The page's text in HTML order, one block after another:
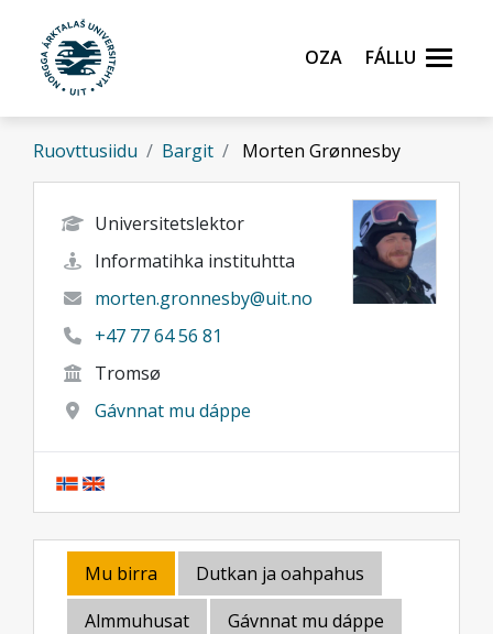
Gå til hovedinnhold
Oza
Fállu
Ruovttusiidu Bargit Morten Grønnesby
Universitetslektor
Informatihka instituhtta
morten.gronnesby@uit.no
+47 77 64 56 81
Tromsø
Gávnnat mu dáppe
Mu birra
Dutkan ja oahpahus
Almmuhusat
Gávnnat mu dáppe